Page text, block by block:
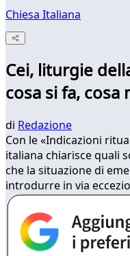
Chiesa Italiana
Cei, liturgie
cosa si fa,
di Redazione
Con le «Indicazioni
italiana chiarisce quali
che la situazione di
introdurre in via